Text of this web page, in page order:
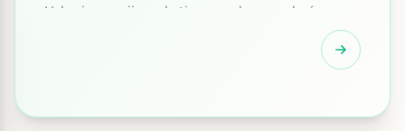
Usługi agencji marketingowych mogą być
wykorzystane w wielu różnych sposobów. Przede
wszystkim, agencja może pomóc Ci zdefiniować
Twoje cele marketingowe i zaprojektować plan